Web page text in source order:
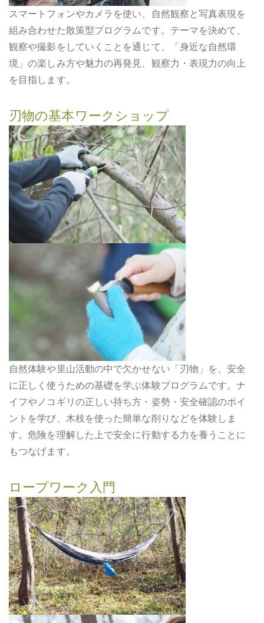
スマートフォンやカメラを使い、自然観察と写真表現を
組み合わせた散策型プログラムです。テーマを決めて、
観察や撮影をしていくことを通じて、「身近な自然環
境」の楽しみ方や魅力の再発見、観察力・表現力の向上
を目指します。
刃物の基本ワークショップ
自然体験や里山活動の中で欠かせない「刃物」を、安全
に正しく使うための基礎を学ぶ体験プログラムです。ナ
イフやノコギリの正しい持ち方・姿勢・安全確認のポイ
ントを学び、木枝を使った簡単な削りなどを体験しま
す。危険を理解した上で安全に行動する力を養うことに
もつなげます。
ロープワーク入門